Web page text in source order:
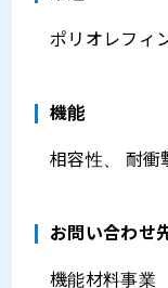
ポリオレフィ
機能
相容性、 耐衝
お問い合わせ
機能材料事業